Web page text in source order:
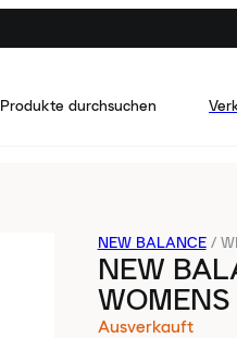
Produkte durchsuchen
NEW BALANCE /
NEW
WOMENS
Ausverkauft